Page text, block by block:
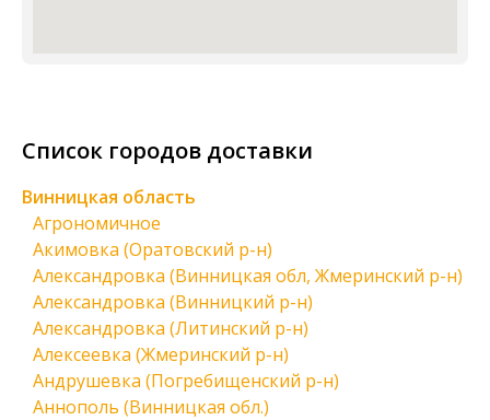
Список городов доставки
Винницкая область
Агрономичное
Акимовка (Оратовский р-н)
Александровка (Винницкая обл, Жмеринский р-н)
Александровка (Винницкий р-н)
Александровка (Литинский р-н)
Алексеевка (Жмеринский р-н)
Андрушевка (Погребищенский р-н)
Аннополь (Винницкая обл.)